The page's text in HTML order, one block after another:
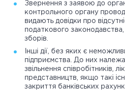
Звернення з заявою до
контрольного органу
видають довідки про
податкового законодавства,
зборів.
Інші дії, без яких є
підприємства. До них
звільнення співробітників,
представництв, якщо такі
закриття банківських